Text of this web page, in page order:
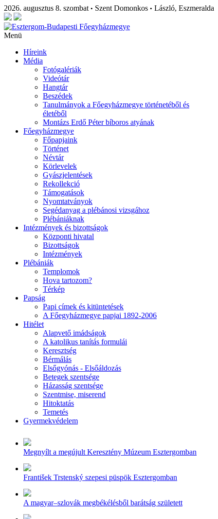
2026. augusztus 8. szombat • Szent Domonkos • László, Eszmeralda
Menü
Híreink
Média
Fotógalériák
Videótár
Hangtár
Beszédek
Tanulmányok a Főegyházmegye történetéből és
életéből
Montázs Erdő Péter bíboros atyának
Főegyházmegye
Főpapjaink
Történet
Névtár
Körlevelek
Gyászjelentések
Rekollekció
Támogatások
Nyomtatványok
Segédanyag a plébánosi vizsgához
Plébániáknak
Intézmények és bizottságok
Központi hivatal
Bizottságok
Intézmények
Plébániák
Templomok
Hova tartozom?
Térkép
Papság
Papi címek és kitüntetések
A Főegyházmegye papjai 1892-2006
Hitélet
Alapvető imádságok
A katolikus tanítás formulái
Keresztség
Bérmálás
Elsőgyónás - Elsőáldozás
Betegek szentsége
Házasság szentsége
Szentmise, miserend
Hitoktatás
Temetés
Gyermekvédelem
Megnyílt a megújult Keresztény Múzeum Esztergomban
František Trstenský szepesi püspök Esztergomban
A magyar–szlovák megbékélésből barátság született